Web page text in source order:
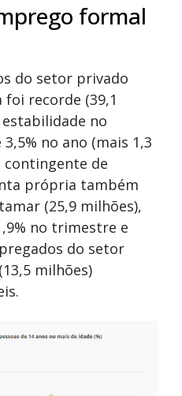
formal
do setor privado
recorde (39,1
no
no ano (mais 1,3
contingente de
própria também
(25,9 milhões),
no trimestre e
do setor
milhões)